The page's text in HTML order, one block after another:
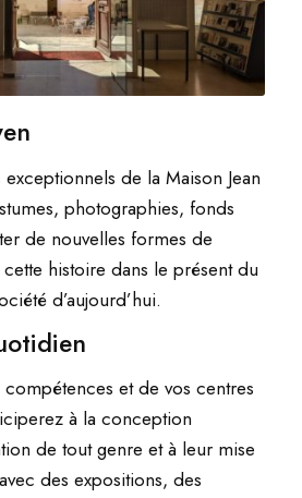
de la Maison Jean
photographies, fonds
de nouvelles formes de
histoire dans le présent du
d’aujourd’hui.
et de vos centres
à la conception
de tout genre et à leur mise
des expositions, des